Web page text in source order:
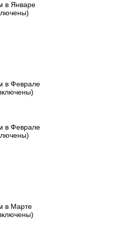
в Январе
в Феврале
в Феврале
в Марте